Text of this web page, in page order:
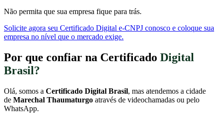
Não permita que sua empresa fique para trás.
Solicite agora seu Certificado Digital e-CNPJ conosco e coloque sua
empresa no nível que o mercado exige.
Por que confiar na Certificado Digital
Brasil?
Olá, somos a Certificado Digital Brasil, mas atendemos a cidade
de Marechal Thaumaturgo através de videochamadas ou pelo
WhatsApp.